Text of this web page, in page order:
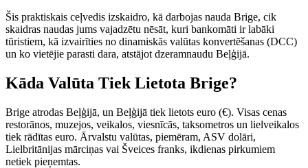
Šis praktiskais ceļvedis izskaidro, kā darbojas nauda Brige, cik
skaidras naudas jums vajadzētu nēsāt, kuri bankomāti ir labāki
tūristiem, kā izvairīties no dinamiskās valūtas konvertēšanas (DCC)
un ko vietējie parasti dara, atstājot dzeramnaudu Beļģijā.
Kāda Valūta Tiek Lietota Brige?
Brige atrodas Beļģijā, un Beļģijā tiek lietots euro (€). Visas cenas
restorānos, muzejos, veikalos, viesnīcās, taksometros un lielveikalos
tiek rādītas euro. Ārvalstu valūtas, piemēram, ASV dolāri,
Lielbritānijas mārciņas vai Šveices franks, ikdienas pirkumiem
netiek pieņemtas.